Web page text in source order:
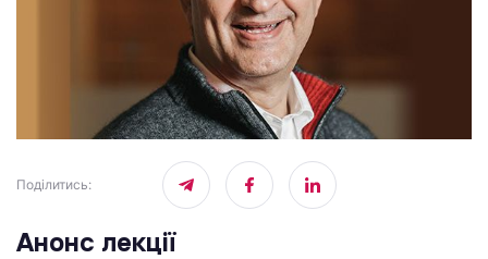
Поділитись:
Анонс лекції